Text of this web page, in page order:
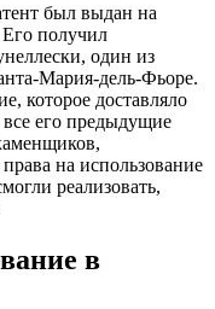
был выдан на
Его получил
один из
Мария-дель-Фьоре.
которое доставляло
его предыдущие
на использование
реализовать,
в